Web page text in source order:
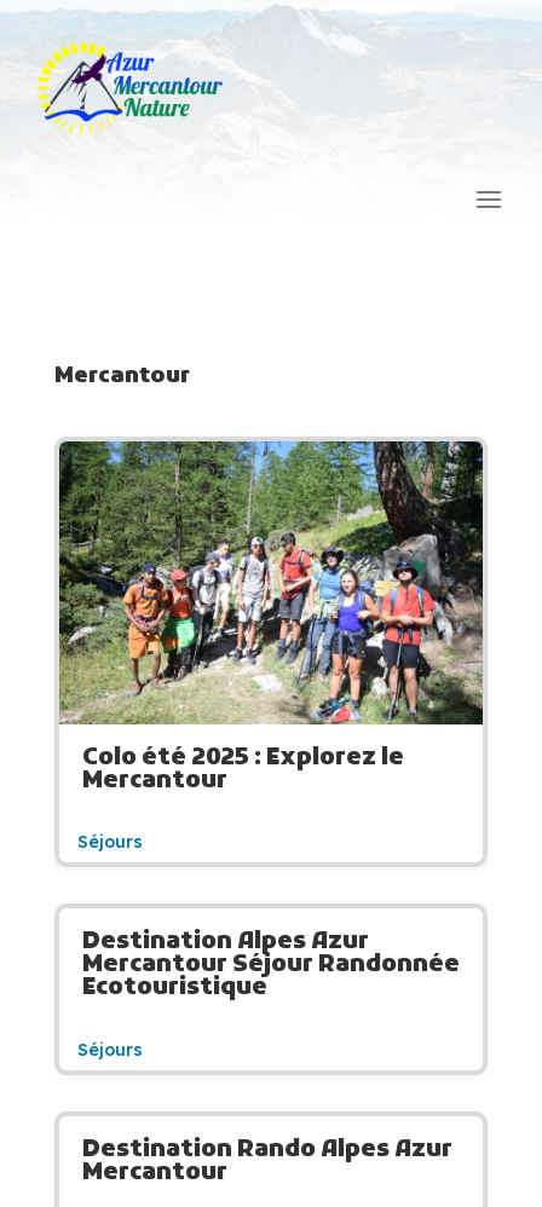
Mercantour
Colo été 2025 : Explorez le
Mercantour
Séjours
Destination Alpes Azur
Mercantour Séjour Randonnée
Ecotouristique
Séjours
Destination Rando Alpes Azur
Mercantour